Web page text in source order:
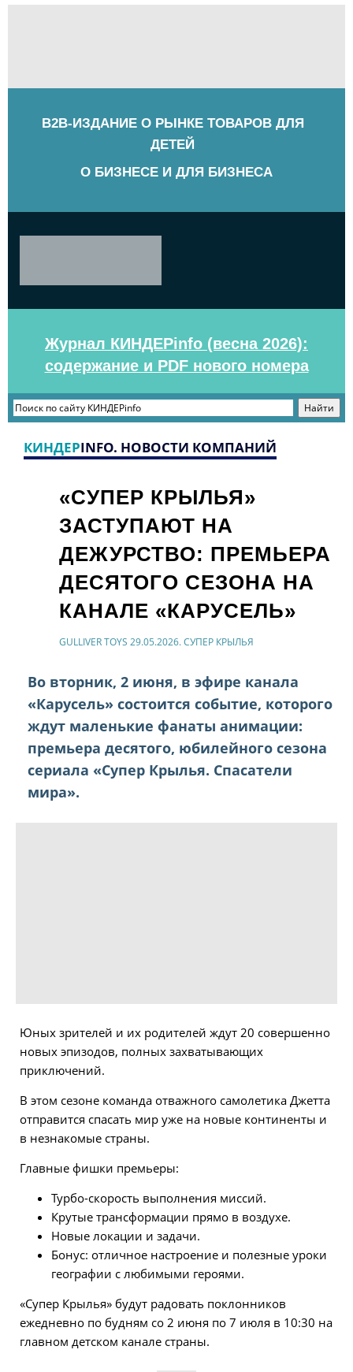
B2B-ИЗДАНИЕ О РЫНКЕ ТОВАРОВ ДЛЯ
ДЕТЕЙ
О БИЗНЕСЕ И ДЛЯ БИЗНЕСА
Журнал КИНДЕРinfo (весна 2026):
содержание и PDF нового номера
КИНДЕРINFO. НОВОСТИ КОМПАНИЙ
«СУПЕР КРЫЛЬЯ»
ЗАСТУПАЮТ НА
ДЕЖУРСТВО: ПРЕМЬЕРА
ДЕСЯТОГО СЕЗОНА НА
КАНАЛЕ «КАРУСЕЛЬ»
GULLIVER TOYS 29.05.2026. СУПЕР КРЫЛЬЯ
Во вторник, 2 июня, в эфире канала
«Карусель» состоится событие, которого
ждут маленькие фанаты анимации:
премьера десятого, юбилейного сезона
сериала «Супер Крылья. Спасатели
мира».
Юных зрителей и их родителей ждут 20 совершенно
новых эпизодов, полных захватывающих
приключений.
В этом сезоне команда отважного самолетика Джетта
отправится спасать мир уже на новые континенты и
в незнакомые страны.
Главные фишки премьеры:
Турбо-скорость выполнения миссий.
Крутые трансформации прямо в воздухе.
Новые локации и задачи.
Бонус: отличное настроение и полезные уроки
географии с любимыми героями.
«Супер Крылья» будут радовать поклонников
ежедневно по будням со 2 июня по 7 июля в 10:30 на
главном детском канале страны.